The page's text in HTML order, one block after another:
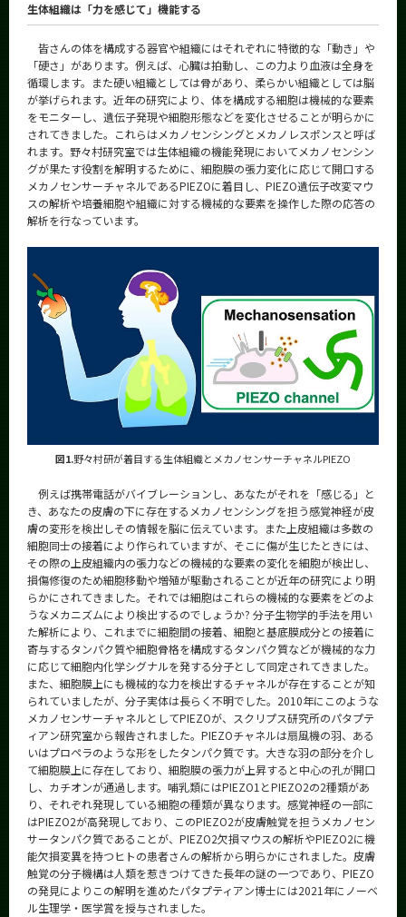
生体組織は「力を感じて」機能する
皆さんの体を構成する器官や組織にはそれぞれに特徴的な「動き」や
「硬さ」があります。例えば、心臓は拍動し、この力より血液は全身を
循環します。また硬い組織としては骨があり、柔らかい組織としては脳
が挙げられます。近年の研究により、体を構成する細胞は機械的な要素
をモニターし、遺伝子発現や細胞形態などを変化させることが明らかに
されてきました。これらはメカノセンシングとメカノレスポンスと呼ば
れます。野々村研究室では生体組織の機能発現においてメカノセンシン
グが果たす役割を解明するために、細胞膜の張力変化に応じて開口する
メカノセンサーチャネルであるPIEZOに着目し、PIEZO遺伝子改変マウ
スの解析や培養細胞や組織に対する機械的な要素を操作した際の応答の
解析を行なっています。
図1.野々村研が着目する生体組織とメカノセンサーチャネルPIEZO
例えば携帯電話がバイブレーションし、あなたがそれを「感じる」と
き、あなたの皮膚の下に存在するメカノセンシングを担う感覚神経が皮
膚の変形を検出しその情報を脳に伝えています。また上皮組織は多数の
細胞同士の接着により作られていますが、そこに傷が生じたときには、
その際の上皮組織内の張力などの機械的な要素の変化を細胞が検出し、
損傷修復のため細胞移動や増殖が駆動されることが近年の研究により明
らかにされてきました。それでは細胞はこれらの機械的な要素をどのよ
うなメカニズムにより検出するのでしょうか? 分子生物学的手法を用い
た解析により、これまでに細胞間の接着、細胞と基底膜成分との接着に
寄与するタンパク質や細胞骨格を構成するタンパク質などが機械的な力
に応じて細胞内化学シグナルを発する分子として同定されてきました。
また、細胞膜上にも機械的な力を検出するチャネルが存在することが知
られていましたが、分子実体は長らく不明でした。2010年にこのような
メカノセンサーチャネルとしてPIEZOが、スクリプス研究所のパタプテ
ィアン研究室から報告されました。PIEZOチャネルは扇風機の羽、ある
いはプロペラのような形をしたタンパク質です。大きな羽の部分を介し
て細胞膜上に存在しており、細胞膜の張力が上昇すると中心の孔が開口
し、カチオンが通過します。哺乳類にはPIEZO1とPIEZO2の2種類があ
り、それぞれ発現している細胞の種類が異なります。感覚神経の一部に
はPIEZO2が高発現しており、このPIEZO2が皮膚触覚を担うメカノセン
サータンパク質であることが、PIEZO2欠損マウスの解析やPIEZO2に機
能欠損変異を持つヒトの患者さんの解析から明らかにされました。皮膚
触覚の分子機構は人類を惹きつけてきた長年の謎の一つであり、PIEZO
の発見によりこの解明を進めたパタプティアン博士には2021年にノーベ
ル生理学・医学賞を授与されました。